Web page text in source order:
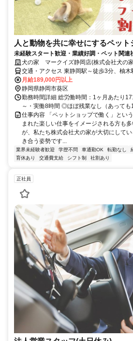
人と動物を共に幸せにするペット
未経験スタート歓迎・業績好調・ペット関連
犬の家 マークイズ静岡店(株式会社犬の
交通・アクセス 東静岡駅～徒歩3分、柚
歩5分 ☆車通勤OK/無料P完備
月給189,000円以上
静岡県静岡市葵区
勤務時間詳細 総労働時間：1ヶ月あたり
～・実働8時間 ◎ほぼ残業なし（あっても
仕事内容 「ペットショップで働く」とい
まれた楽しい仕事をイメージされる方も
が、私たち株式会社犬の家が大切にして
き合う姿勢です...
業界未経験者歓迎 学歴不問 車通勤OK 転勤なし
育休あり
交通費支給 シフト制 社割あり
正社員